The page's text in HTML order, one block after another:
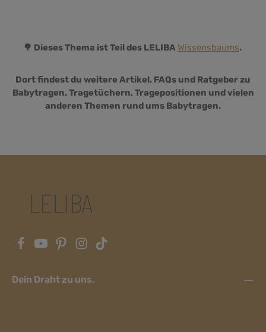
🌳 Dieses Thema ist Teil des LELIBA Wissensbaums.
Dort findest du weitere Artikel, FAQs und Ratgeber zu
Babytragen, Tragetüchern, Tragepositionen und vielen
anderen Themen rund ums Babytragen.
Dein Draht zu uns.